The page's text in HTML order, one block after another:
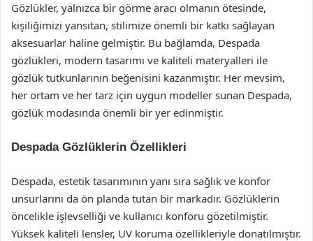
Gözlükler, yalnızca bir görme aracı olmanın ötesinde,
kişiliğimizi yansıtan, stilimize önemli bir katkı sağlayan
aksesuarlar haline gelmiştir. Bu bağlamda, Despada
gözlükleri, modern tasarımı ve kaliteli materyalleri ile
gözlük tutkunlarının beğenisini kazanmıştır. Her mevsim,
her ortam ve her tarz için uygun modeller sunan Despada,
gözlük modasında önemli bir yer edinmiştir.
Despada Gözlüklerin Özellikleri
Despada, estetik tasarımının yanı sıra sağlık ve konfor
unsurlarını da ön planda tutan bir markadır. Gözlüklerin
öncelikle işlevselliği ve kullanıcı konforu gözetilmiştir.
Yüksek kaliteli lensler, UV koruma özellikleriyle donatılmıştır.